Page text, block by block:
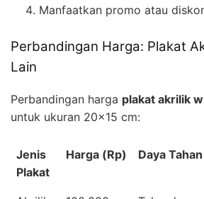
Manfaatkan promo atau
Perbandingan Harga: Plakat
Lain
Perbandingan harga plakat akrilik
untuk ukuran 20×15 cm:
Jenis
Plakat
Harga (Rp) Daya Tahan